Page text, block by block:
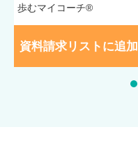
歩むマイコーチ®
資料請求リストに追加